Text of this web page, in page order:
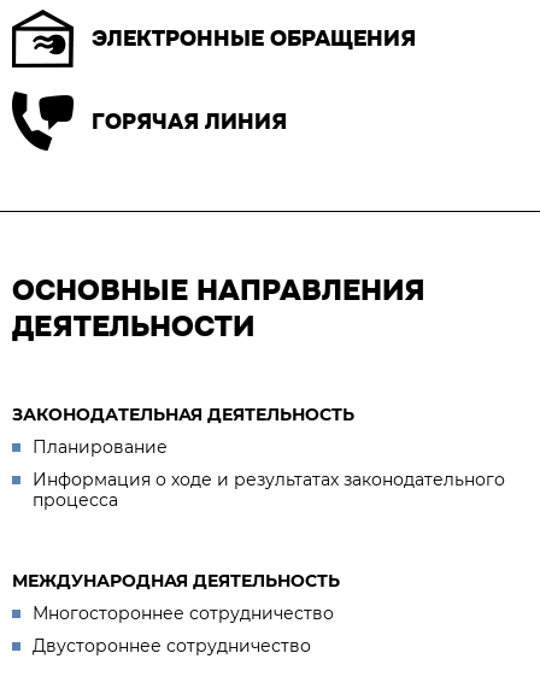
ЭЛЕКТРОННЫЕ ОБРАЩЕНИЯ
ГОРЯЧАЯ ЛИНИЯ
ОСНОВНЫЕ НАПРАВЛЕНИЯ
ДЕЯТЕЛЬНОСТИ
ЗАКОНОДАТЕЛЬНАЯ ДЕЯТЕЛЬНОСТЬ
Планирование
Информация о ходе и результатах законодательного
процесса
МЕЖДУНАРОДНАЯ ДЕЯТЕЛЬНОСТЬ
Многостороннее сотрудничество
Двустороннее сотрудничество